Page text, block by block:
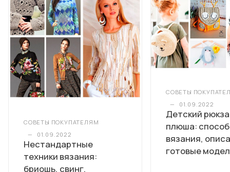
СОВЕТЫ ПОКУПАТЕЛЯМ
—
01.09.2022
Нестандартные
техники вязания:
бриошь, свинг,
СОВЕТЫ
—
01.09.2022
Детский
плюша:
вязания,
готовые